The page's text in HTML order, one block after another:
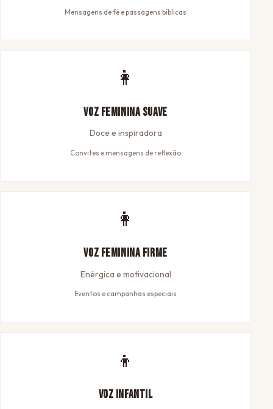
Mensagens de fé e passagens bíblicas
👩
Voz Feminina Suave
Doce e inspiradora
Convites e mensagens de reflexão
👩
Voz Feminina Firme
Enérgica e motivacional
Eventos e campanhas especiais
👦
Voz Infantil